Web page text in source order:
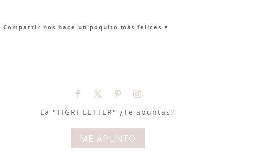
Compartir nos hace un poquito más felices ♥︎
La "TIGRI-LETTER" ¿Te apuntas?
ME APUNTO